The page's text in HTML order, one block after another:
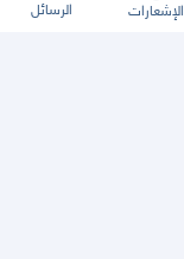
الإشعارات الرسائل